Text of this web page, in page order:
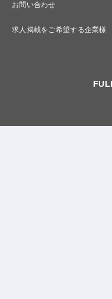
お問い合わせ
求人掲載をご希望する企業様